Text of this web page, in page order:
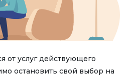
от услуг действующего
остановить свой выбор на